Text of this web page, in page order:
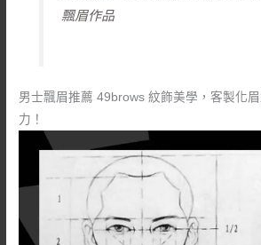
飄眉作品
男士飄眉推薦 49brows 紋飾美學，客製化
力！